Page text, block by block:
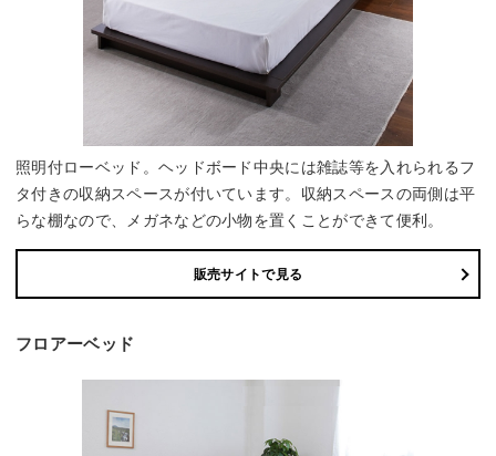
照明付ローベッド。ヘッドボード中央には雑誌等を入れられるフ
タ付きの収納スペースが付いています。収納スペースの両側は平
らな棚なので、メガネなどの小物を置くことができて便利。
販売サイトで見る
フロアーベッド